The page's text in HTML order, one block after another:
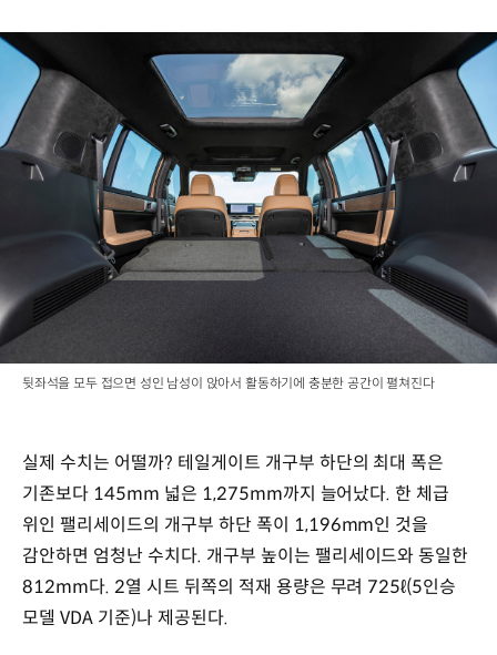
뒷좌석을 모두 접으면 성인 남성이 앉아서 활동하기에 충분한 공간이 펼쳐진다
실제 수치는 어떨까? 테일게이트 개구부 하단의 최대 폭은
기존보다 145mm 넓은 1,275mm까지 늘어났다. 한 체급
위인 팰리세이드의 개구부 하단 폭이 1,196mm인 것을
감안하면 엄청난 수치다. 개구부 높이는 팰리세이드와 동일한
812mm다. 2열 시트 뒤쪽의 적재 용량은 무려 725ℓ(5인승
모델 VDA 기준)나 제공된다.